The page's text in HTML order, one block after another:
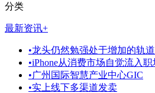
分类
最新资讯+
•龙头仍然勉强处于增加的轨
•iPhone从消费市场自觉流入职
•广州国际智慧产业中心GIC
•实上线下多渠道发卖